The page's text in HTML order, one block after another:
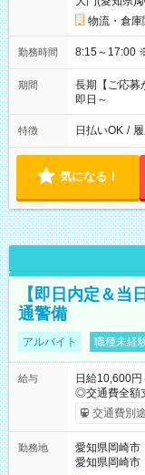
物流・倉庫
勤務時間
期間
長期【ご応募
即日～
特徴 日払いOK /
気になる！
【即日内定＆当
通警備
アルバイト 職種未経
給与
日給10,600
◎交通費全額
望者／条件
試用期間の長
交通費別
勤務地
愛知県岡崎市
愛知県岡崎市